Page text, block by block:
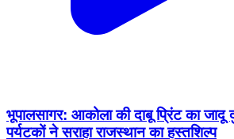
भूपालसागर: आकोला की दाबू प्रिंट का जादू
पर्यटकों ने सराहा राजस्थान का हस्तशिल्प